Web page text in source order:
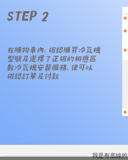
我是有底線的